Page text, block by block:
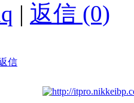
| 返信 (0)
信